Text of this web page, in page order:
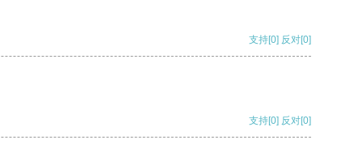
支持[0] 反对[0]
支持[0] 反对[0]